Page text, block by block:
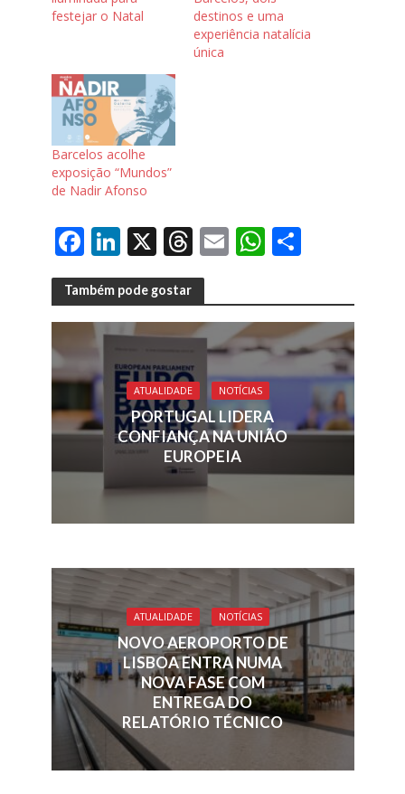
festejar o Natal
destinos e uma
experiência natalícia
única
Barcelos acolhe
exposição “Mundos”
de Nadir Afonso
F
ac
e
b
o
o
k
Li
n
k
e
dI
n
X T
h
re
a
d
s
E
ai
l
W
at
s
A
p
p
S
ar
e
Também pode gostar
ATUALIDADE NOTÍCIAS
PORTUGAL LIDERA
CONFIANÇA NA UNIÃO
EUROPEIA
ATUALIDADE NOTÍCIAS
NOVO AEROPORTO DE
LISBOA ENTRA NUMA
NOVA FASE COM
ENTREGA DO
RELATÓRIO TÉCNICO